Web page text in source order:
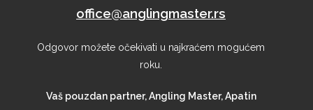
office@anglingmaster.rs
Odgovor možete očekivati u najkraćem mogućem
roku.
Vaš pouzdan partner, Angling Master, Apatin